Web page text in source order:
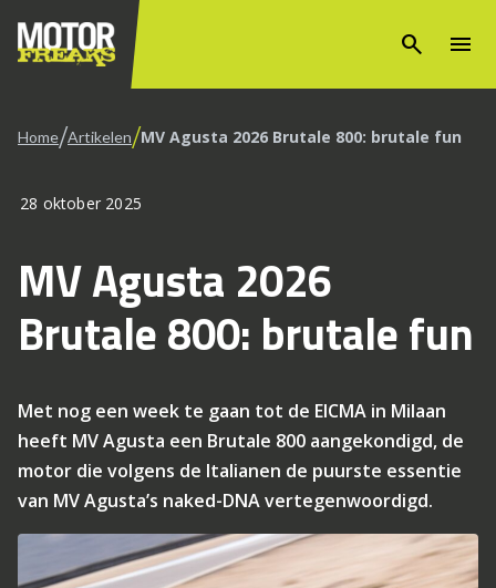
search menu
Home/Artikelen/MV Agusta 2026 Brutale 800: brutale fun
28 oktober 2025
MV Agusta 2026
Brutale 800: brutale fun
Met nog een week te gaan tot de EICMA in Milaan
heeft MV Agusta een Brutale 800 aangekondigd, de
motor die volgens de Italianen de puurste essentie
van MV Agusta’s naked-DNA vertegenwoordigd.